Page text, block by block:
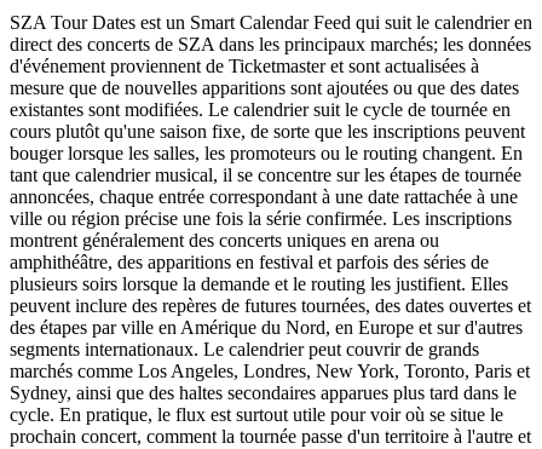
SZA Tour Dates est un Smart Calendar Feed qui suit le calendrier en
direct des concerts de SZA dans les principaux marchés; les données
d'événement proviennent de Ticketmaster et sont actualisées à
mesure que de nouvelles apparitions sont ajoutées ou que des dates
existantes sont modifiées. Le calendrier suit le cycle de tournée en
cours plutôt qu'une saison fixe, de sorte que les inscriptions peuvent
bouger lorsque les salles, les promoteurs ou le routing changent. En
tant que calendrier musical, il se concentre sur les étapes de tournée
annoncées, chaque entrée correspondant à une date rattachée à une
ville ou région précise une fois la série confirmée. Les inscriptions
montrent généralement des concerts uniques en arena ou
amphithéâtre, des apparitions en festival et parfois des séries de
plusieurs soirs lorsque la demande et le routing les justifient. Elles
peuvent inclure des repères de futures tournées, des dates ouvertes et
des étapes par ville en Amérique du Nord, en Europe et sur d'autres
segments internationaux. Le calendrier peut couvrir de grands
marchés comme Los Angeles, Londres, New York, Toronto, Paris et
Sydney, ainsi que des haltes secondaires apparues plus tard dans le
cycle. En pratique, le flux est surtout utile pour voir où se situe le
prochain concert, comment la tournée passe d'un territoire à l'autre et